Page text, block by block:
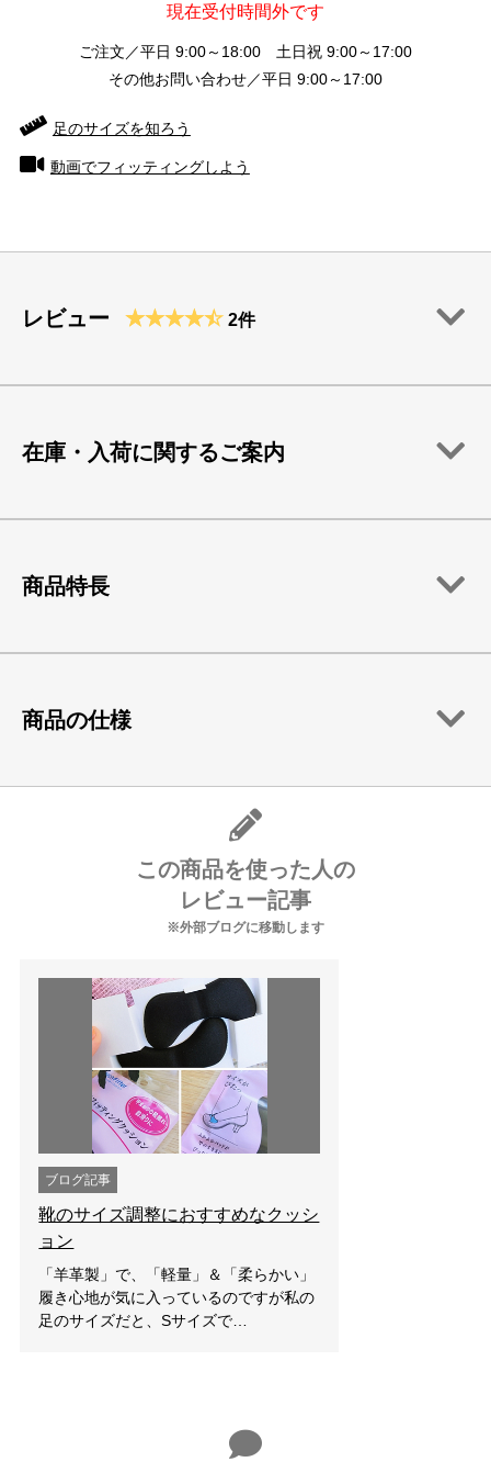
現在受付時間外です
ご注文／平日 9:00～18:00 土日祝 9:00～17:00
その他お問い合わせ／平日 9:00～17:00
足のサイズを知ろう
動画でフィッティングしよう
レビュー 2件
在庫・入荷に関するご案内
商品特長
商品の仕様
この商品を使った人の
レビュー記事
※外部ブログに移動します
ブログ記事
靴のサイズ調整におすすめなクッシ
ョン
「羊革製」で、「軽量」＆「柔らかい」
履き心地が気に入っているのですが私の
足のサイズだと、Sサイズで…